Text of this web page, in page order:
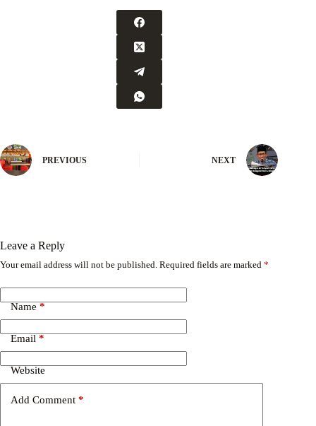
PREVIOUS NEXT
Leave a Reply
Your email address will not be published. Required fields are marked *
Name *
Email *
Website
Add Comment *